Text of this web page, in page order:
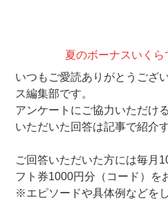
夏のボーナスいく
いつもご愛読ありがとうござ
ス編集部です。
アンケートにご協力いただけ
いただいた回答は記事で紹介
ご回答いただいた方には毎月
フト券1000円分（コード）を
※エピソードや具体例などを